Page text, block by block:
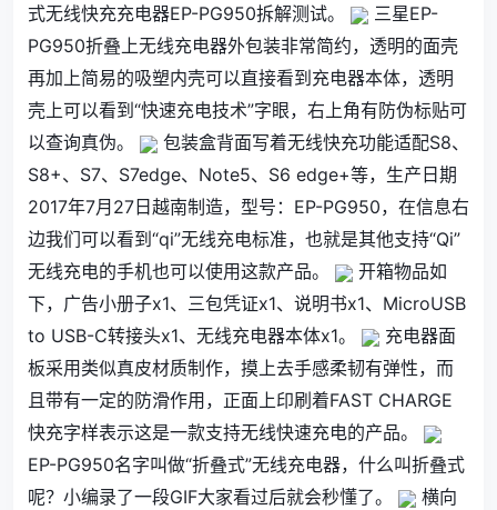
式无线快充充电器EP-PG950拆解测试。
三星EP-
PG950折叠上无线充电器外包装非常简约，透明的面壳
再加上简易的吸塑内壳可以直接看到充电器本体，透明
壳上可以看到“快速充电技术”字眼，右上角有防伪标贴可
以查询真伪。
包装盒背面写着无线快充功能适配S8、
S8+、S7、S7edge、Note5、S6 edge+等，生产日期
2017年7月27日越南制造，型号：EP-PG950，在信息右
边我们可以看到“qi”无线充电标准，也就是其他支持“Qi”
无线充电的手机也可以使用这款产品。
开箱物品如
下，广告小册子x1、三包凭证x1、说明书x1、MicroUSB
to USB-C转接头x1、无线充电器本体x1。
充电器面
板采用类似真皮材质制作，摸上去手感柔韧有弹性，而
且带有一定的防滑作用，正面上印刷着FAST CHARGE
快充字样表示这是一款支持无线快速充电的产品。
EP-PG950名字叫做“折叠式”无线充电器，什么叫折叠式
呢？小编录了一段GIF大家看过后就会秒懂了。
横向